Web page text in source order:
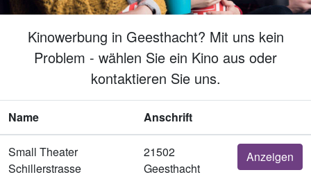
Kinowerbung in Geesthacht? Mit uns kein
Problem - wählen Sie ein Kino aus oder
kontaktieren Sie uns.
Name Anschrift
Small Theater
Schillerstrasse
21502
Geesthacht
Anzeigen